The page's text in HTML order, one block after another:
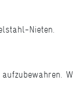
Nieten.